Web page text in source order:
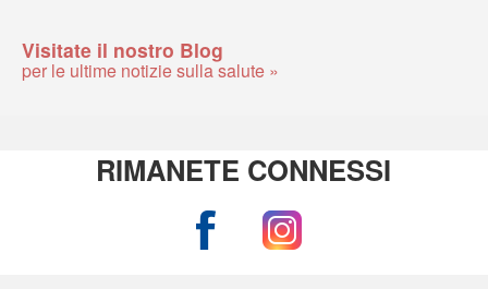
Visitate il nostro Blog
per le ultime notizie sulla salute »
RIMANETE CONNESSI